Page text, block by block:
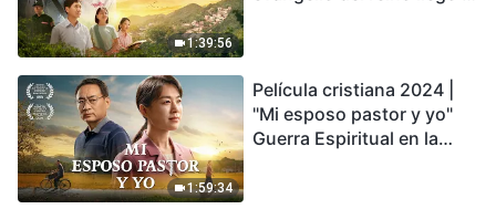
1:39:56
1:59:34
Película cristiana 2024 |
"Mi esposo pastor y yo"
Guerra Espiritual en la